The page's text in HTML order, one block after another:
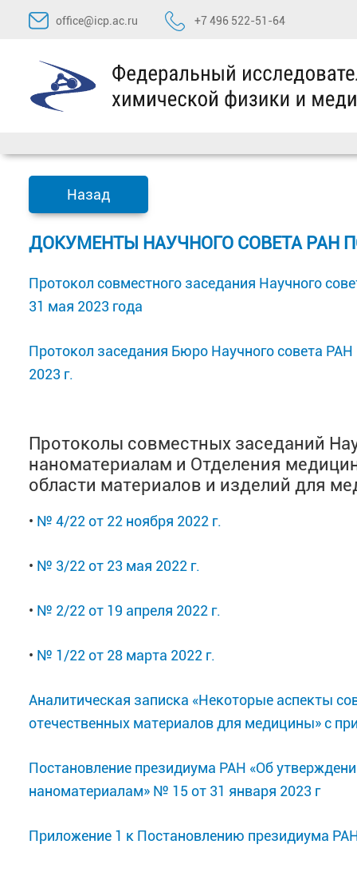
Перейти
содержимому
office@icp.ac.ru +7 496 522-51-64
Назад
ДОКУМЕНТЫ НАУЧНОГО СОВЕТА РАН
Протокол совместного заседания Научного
31 мая 2023 года
Протокол заседания Бюро Научного совета
2023 г.
Протоколы совместных заседаний
наноматериалам и Отделения
области материалов и изделий для
•‎ № 4/22 от 22 ноября 2022 г.
•‎ № 3/22 от 23 мая 2022 г.
•‎ № 2/22 от 19 апреля 2022 г.
•‎ № 1/22 от 28 марта 2022 г.
Аналитическая записка «Некоторые аспекты
отечественных материалов для медицины» с
Постановление президиума РАН «Об
наноматериалам» № 15 от 31 января 2023 г
Приложение 1 к Постановлению президиума